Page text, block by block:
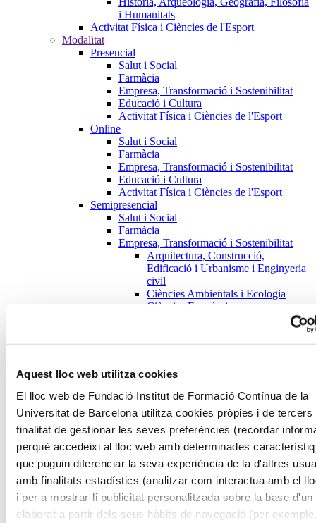
Aquest lloc web utilitza cookies
El lloc web de Fundació Institut de Formació Contínua de la
Universitat de Barcelona utilitza cookies pròpies i de tercers
finalitat de gestionar les seves preferències (recordar
perquè accedeixi al lloc web amb determinades
que puguin diferenciar la seva experiència de la d'altres
amb finalitats estadístics (analitzar com interactua amb el
i per a mostrar-li publicitat personalitzada sobre la base d'un
elaborat a partir dels seus hàbits de navegació (per
i Humanitats
Activitat Física i Ciències de l'Esport
Modalitat
Presencial
Salut i Social
Farmàcia
Empresa, Transformació i Sostenibilitat
Educació i Cultura
Activitat Física i Ciències de l'Esport
Online
Salut i Social
Farmàcia
Empresa, Transformació i Sostenibilitat
Educació i Cultura
Activitat Física i Ciències de l'Esport
Semipresencial
Salut i Social
Farmàcia
Empresa, Transformació i Sostenibilitat
Arquitectura, Construcció,
Edificació i Urbanisme i Enginyeria
civil
Ciències Ambientals i Ecologia
Ciències Econòmiques,
Administració i Direcció d'Empreses
Ciències Socials, Treball social i
Ciències Polítiques
Comunicació, Publicitat i Relacions
Públiques
Dret i Especialitats Jurídiques
Enginyeria Informàtica i de Sistemes
Enginyeria Química, Enginyeria
dels Materials i Enginyeria del Medi
Natural
Enginyeria de l'Organització
Industrial
Estudios de Género y Estudios